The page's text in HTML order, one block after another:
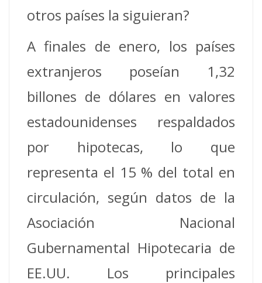
otros países la siguieran?
A finales de enero, los países
extranjeros poseían 1,32
billones de dólares en valores
estadounidenses respaldados
por hipotecas, lo que
representa el 15 % del total en
circulación, según datos de la
Asociación Nacional
Gubernamental Hipotecaria de
EE.UU. Los principales